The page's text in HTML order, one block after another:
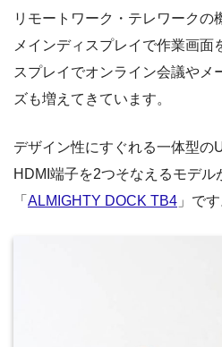
リモートワーク・テレワークの
メインディスプレイで作業画面
スプレイでオンライン会議やメ
ズも増えてきています。
デザイン性にすぐれる一体型の
HDMI端子を2つそなえるモデ
「 ALMIGHTY DOCK TB4 」です